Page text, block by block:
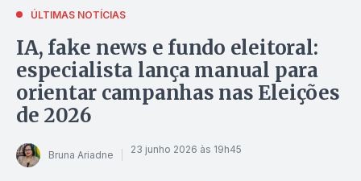
ÚLTIMAS NOTÍCIAS
IA, fake news e fundo eleitoral:
especialista lança manual para
orientar campanhas nas Eleições
de 2026
Bruna Ariadne 23 junho 2026 às 19h45